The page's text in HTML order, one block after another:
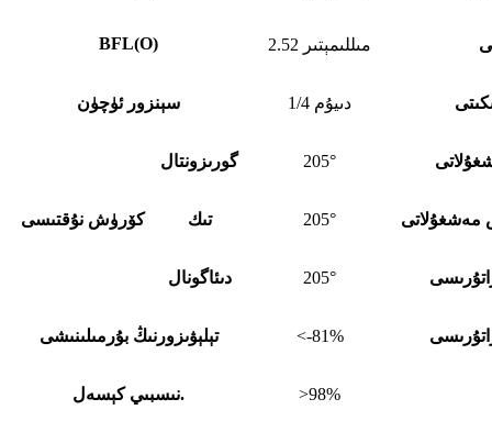
BFL(O) 2.52 مىللىمېتىر
سېنزور ئۈچۈن 1/4 دىيۇم
كۆرۈش نۇقتىسى
گورىزونتال 205°
تىك 205°
دىئاگونال 205°
تېلېۋىزورنىڭ بۇرمىلىنىشى <-81%
نىسبىي كېسەل. >98%